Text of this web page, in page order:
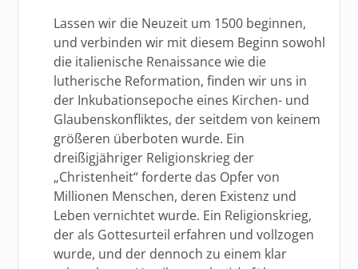
Lassen wir die Neuzeit um 1500 beginnen,
und verbinden wir mit diesem Beginn sowohl
die italienische Renaissance wie die
lutherische Reformation, finden wir uns in
der Inkubationsepoche eines Kirchen- und
Glaubenskonfliktes, der seitdem von keinem
größeren überboten wurde. Ein
dreißigjähriger Religionskrieg der
„Christenheit“ forderte das Opfer von
Millionen Menschen, deren Existenz und
Leben vernichtet wurde. Ein Religionskrieg,
der als Gottesurteil erfahren und vollzogen
wurde, und der dennoch zu einem klar